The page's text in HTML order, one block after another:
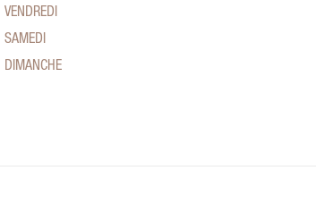
VENDREDI
SAMEDI
DIMANCHE